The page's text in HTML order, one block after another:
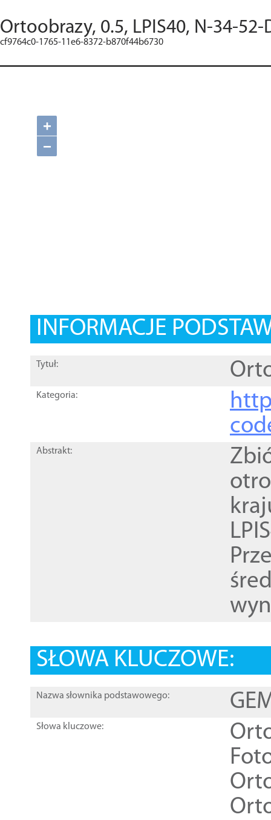
Ortoobrazy, 0.5, LPIS40, N-34-52-
cf9764c0-1765-11e6-8372-b870f44b6730
+
−
INFORMACJE
Tytuł:
Kategoria:
Abstrakt:
SŁOWA KLUCZOWE:
Nazwa słownika podstawowego:
Słowa kluczowe: